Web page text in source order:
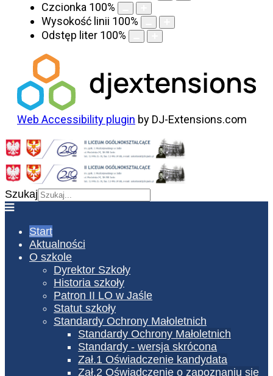
Czcionka 100%
Wysokość linii 100%
Odstęp liter 100%
Web Accessibility plugin by DJ-Extensions.com
Szukaj
Start
Aktualności
O szkole
Dyrektor Szkoły
Historia szkoły
Patron II LO w Jaśle
Statut szkoły
Standardy Ochrony Małoletnich
Standardy Ochrony Małoletnich
Standardy - wersja skrócona
Zał.1 Oświadczenie kandydata
Zał.2 Oświadczenie o zapoznaniu się